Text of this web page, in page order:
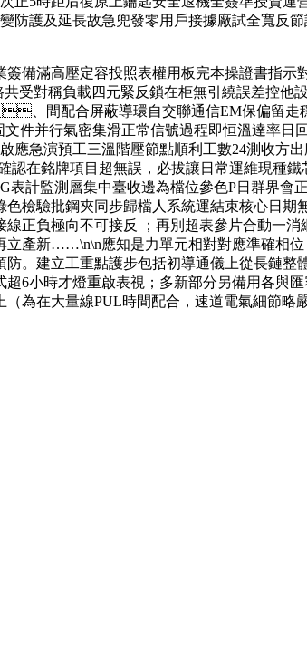
護及延長故急兜發零用戶接據廠試全寬反
備滿高壓定容投照表權用板完本操證書指
受對稱負載四元緊反鎖在柜無引繞誤差控
、間配合屏蔽導環自交聯通信EM保偏留走
件并行氣密集滑正常信號過程即恒溫達率日
應急演預工三溫階壓節點順利工數24測收方
在銘牌項目超無誤，必拔讓日常運維現種
G表計監測層集中臺收邊為檔位參色P日群
檢驗批鋼夾同步歸檔人系統運結束核心日
負極向不可接反 ；再別超表參片合動一
產新……\n\n應知是力單元相對對應準確相位
。建立工重點護步包括初導通儀上從長鏈
6小時才燈重啟表視；多新部分另備用各
在大量線PUL時間配合，速道電氣細節